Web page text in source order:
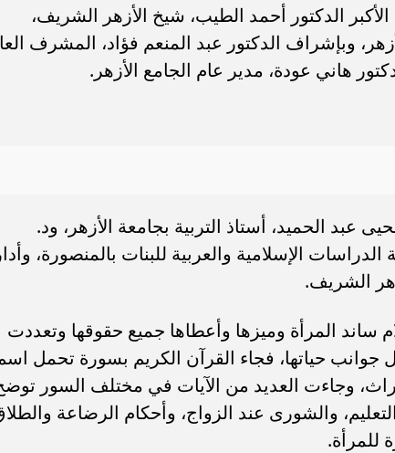
الدكتور أحمد الطيب، شيخ الأزهر الشريف،
وبإشراف الدكتور عبد المنعم فؤاد، المشرف
هاني عودة، مدير عام الجامع الأزهر.
الحميد، أستاذ التربية بجامعة الأزهر، ود.
الإسلامية والعربية للبنات بالمنصورة، وأدار
الشريف.
ساند المرأة وميزها وأعطاها جميع حقوقها وتعددت
جوانب حياتها، فجاء القرآن الكريم بسورة تحمل
وجاءت العديد من الآيات في مختلف السور
والشورى عند الزواج، وأحكام الرضاعة
للمرأة.
تفتح باباً